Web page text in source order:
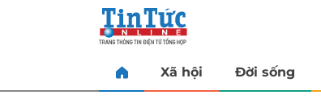
Xã hội Đời sống